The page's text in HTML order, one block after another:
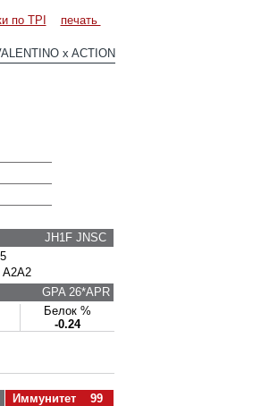
по TPI печать
x ACTION
JH1F JNSC
A2A2
GPA 26*APR
Белок %
-0.24
Иммунитет 99